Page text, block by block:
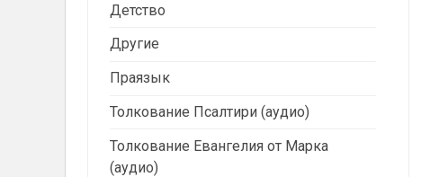
Детство
Другие
Праязык
Толкование Псалтири (аудио)
Толкование Евангелия от Марка
(аудио)